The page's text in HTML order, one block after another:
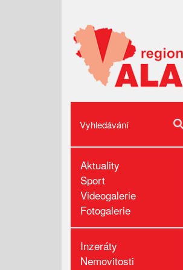
Aktuality
Sport
Videogalerie
Fotogalerie
Inzeráty
Nemovitosti